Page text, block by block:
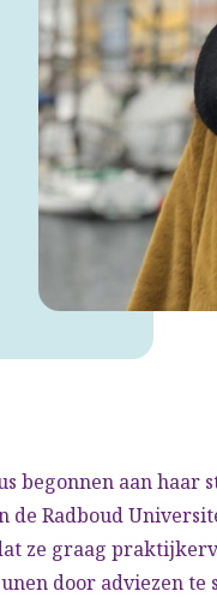
begonnen aan haar
de Radboud
ze graag
door adviezen